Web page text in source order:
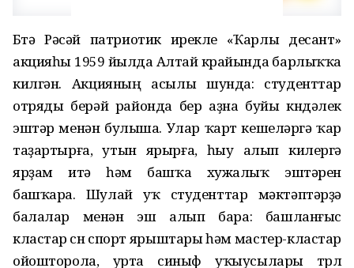
Бөтә Рәсәй патриотик ирекле «Ҡарлы десант»
акцияһы 1959 йылда Алтай крайында барлыҡҡа
килгән. Акцияның асылы шунда: студенттар
отряды берәй районда бер аҙна буйы көндәлек
эштәр менән булыша. Улар ҡарт кешеләргә ҡар
таҙартырға, утын ярырға, һыу алып килергә
ярҙам итә һәм башҡа хужалыҡ эштәрен
башҡара. Шулай уҡ студенттар мәктәптәрҙә
балалар менән эш алып бара: башланғыс
кластар өсөн спорт ярыштары һәм мастер-кластар
ойошторола, урта синыф уҡыусылары төрлө